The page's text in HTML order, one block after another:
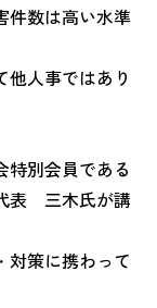
件数は高い水準
人事ではあり
特別会員である
表 三木氏が講
対策に携わって